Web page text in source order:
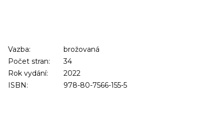
Vazba:
brožovaná
Počet stran:
34
Rok vydání:
2022
ISBN:
978-80-7566-155-5